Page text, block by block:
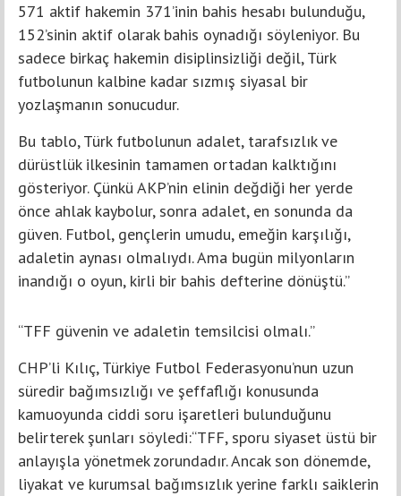
571 aktif hakemin 371’inin bahis hesabı bulunduğu,
152’sinin aktif olarak bahis oynadığı söyleniyor. Bu
sadece birkaç hakemin disiplinsizliği değil, Türk
futbolunun kalbine kadar sızmış siyasal bir
yozlaşmanın sonucudur.
Bu tablo, Türk futbolunun adalet, tarafsızlık ve
dürüstlük ilkesinin tamamen ortadan kalktığını
gösteriyor. Çünkü AKP’nin elinin değdiği her yerde
önce ahlak kaybolur, sonra adalet, en sonunda da
güven. Futbol, gençlerin umudu, emeğin karşılığı,
adaletin aynası olmalıydı. Ama bugün milyonların
inandığı o oyun, kirli bir bahis defterine dönüştü.”
“TFF güvenin ve adaletin temsilcisi olmalı.”
CHP’li Kılıç, Türkiye Futbol Federasyonu’nun uzun
süredir bağımsızlığı ve şeffaflığı konusunda
kamuoyunda ciddi soru işaretleri bulunduğunu
belirterek şunları söyledi:“TFF, sporu siyaset üstü bir
anlayışla yönetmek zorundadır. Ancak son dönemde,
liyakat ve kurumsal bağımsızlık yerine farklı saiklerin